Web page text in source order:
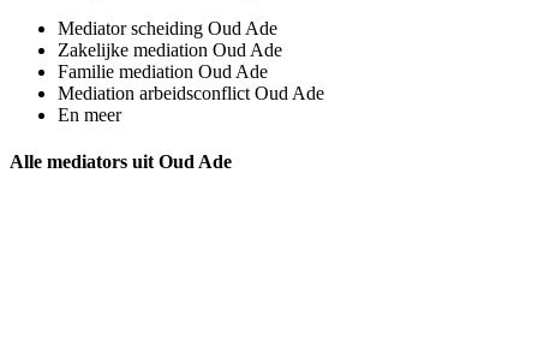
Mediator scheiding Oud Ade
Zakelijke mediation Oud Ade
Familie mediation Oud Ade
Mediation arbeidsconflict Oud Ade
En meer
Alle mediators uit Oud Ade